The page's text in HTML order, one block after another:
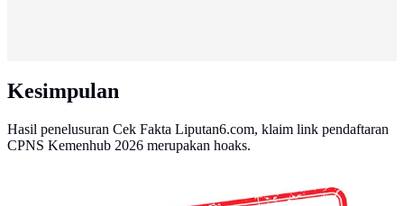
Kesimpulan
Hasil penelusuran Cek Fakta Liputan6.com, klaim link pendaftaran
CPNS Kemenhub 2026 merupakan hoaks.